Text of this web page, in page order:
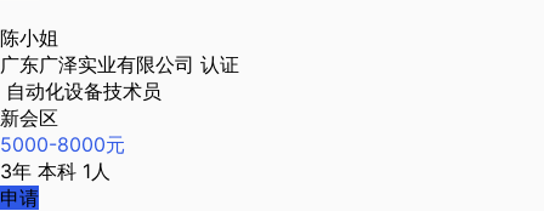
陈小姐
广东广泽实业有限公司 认证
自动化设备技术员
新会区
5000-8000元
3年 本科 1人
申请